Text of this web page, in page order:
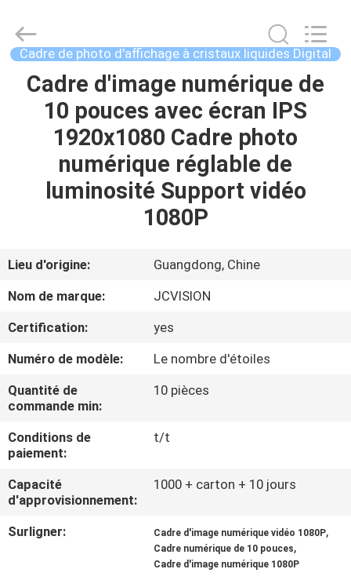
MAISON
PRODUITS
PROPOS
DE
NOUS
VISITE
DE
DE
LA
Interactive
Technology
Co.,
Ltd..
Reserved.
Cadre de photo d'affichage à cristaux liquides Digital
Cadre d'image numérique de
10 pouces avec écran IPS
1920x1080 Cadre photo
numérique réglable de
luminosité Support vidéo
1080P
Lieu d'origine:
Guangdong, Chine
Nom de marque:
JCVISION
Certification:
yes
Numéro de modèle:
Le nombre d'étoiles
Quantité de
commande min:
10 pièces
Conditions de
paiement:
t/t
Capacité
d'approvisionnement:
1000 + carton + 10 jours
Surligner: Cadre d'image numérique vidéo 1080P,
Cadre numérique de 10 pouces,
Cadre d'image numérique 1080P